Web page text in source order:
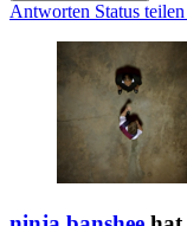
Antworten Status teilen